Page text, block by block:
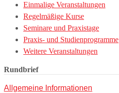
Einmalige Veranstaltungen
Regelmäßige Kurse
Seminare und Praxistage
Praxis- und Studienprogramme
Weitere Veranstaltungen
Rundbrief
Allgemeine Informationen